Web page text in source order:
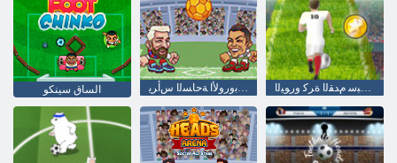
الساق سينكو ﻡﺪﻘﻟﺍ ﺓﺮﻜﻟ ﺔﻴﺑﻭﺭﻭﻷ ﺍ ﺔﺣﺎﺴﻟﺍ ﺱﺃﺮﻳ ﺖﻨﻳﺮﺒﺳ ﻡﺪﻘﻟﺍ ﺓﺮﻛ ﻭﺭﻮﻴﻟﺍ